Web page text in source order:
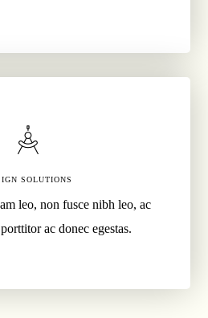
SOLUTIONS
leo, non fusce nibh leo, ac
ac donec egestas.